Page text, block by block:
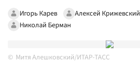
Игорь Карев
Алексей Крижевский
Николай Берман
Митя Алешковский/ИТАР-ТАСС